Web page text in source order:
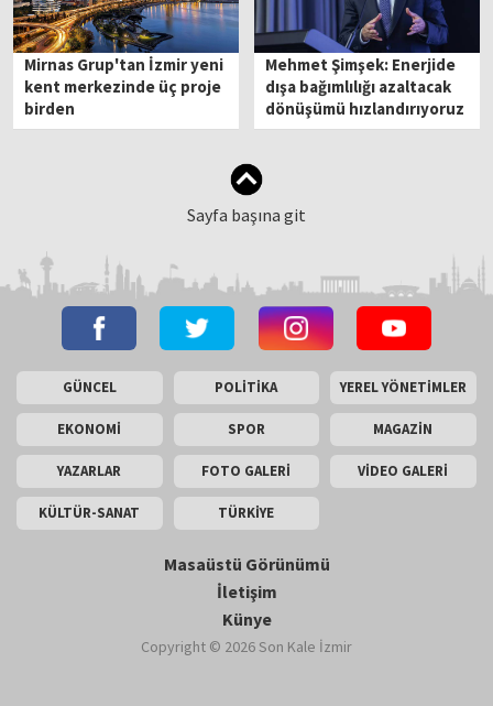
Mirnas Grup'tan İzmir yeni
kent merkezinde üç proje
birden
Mehmet Şimşek: Enerjide
dışa bağımlılığı azaltacak
dönüşümü hızlandırıyoruz
Sayfa başına git
GÜNCEL POLİTİKA YEREL YÖNETİMLER
EKONOMİ SPOR MAGAZİN
YAZARLAR FOTO GALERİ VİDEO GALERİ
KÜLTÜR-SANAT TÜRKİYE
Masaüstü Görünümü
İletişim
Künye
Copyright © 2026 Son Kale İzmir